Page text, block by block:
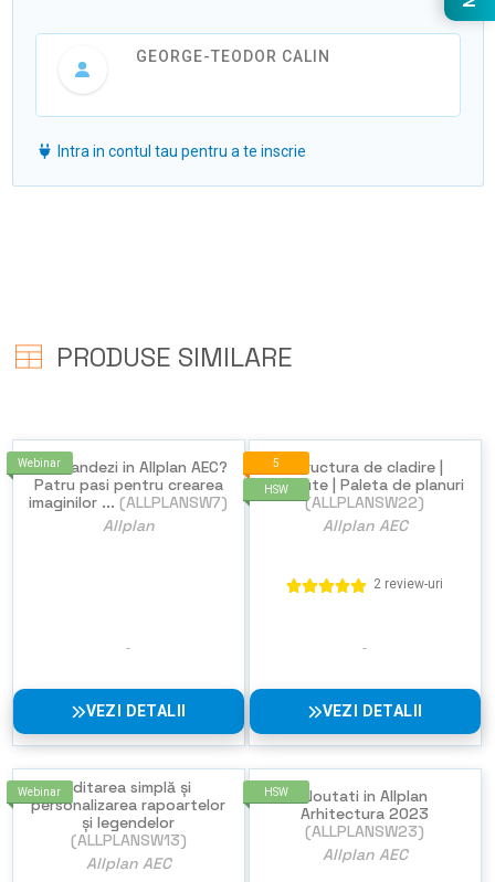
GEORGE-TEODOR CALIN
Intra in contul tau pentru a te inscrie
PRODUSE SIMILARE
Webinar
Cum randezi in Allplan AEC?
Patru pasi pentru crearea
imaginilor ... (ALLPLANSW7)
Allplan
VEZI DETALII
5
HSW
Structura de cladire |
Atribute | Paleta de planuri
(ALLPLANSW22)
Allplan AEC
2 review-uri
VEZI DETALII
Webinar Editarea simplă și
personalizarea rapoartelor
și legendelor
(ALLPLANSW13)
Allplan AEC
HSW
Noutati in Allplan
Arhitectura 2023
(ALLPLANSW23)
Allplan AEC